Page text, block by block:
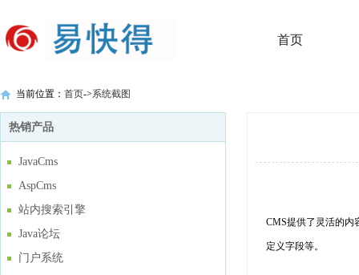
首页
当前位置： 首页->系统截图
热销产品
JavaCms
AspCms
站内搜索引擎
Java论坛
门户系统
CMS提供了灵活的内
定义字段等。